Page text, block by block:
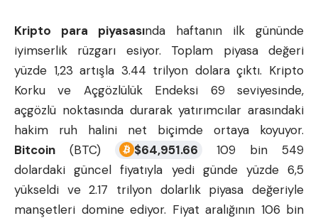
Kripto para piyasasında haftanın ilk gününde
iyimserlik rüzgarı esiyor. Toplam piyasa değeri
yüzde 1,23 artışla 3.44 trilyon dolara çıktı. Kripto
Korku ve Açgözlülük Endeksi 69 seviyesinde,
açgözlü noktasında durarak yatırımcılar arasındaki
hakim ruh halini net biçimde ortaya koyuyor.
Bitcoin (BTC) $64,951.66
109 bin 549
dolardaki güncel fiyatıyla yedi günde yüzde 6,5
yükseldi ve 2.17 trilyon dolarlık piyasa değeriyle
manşetleri domine ediyor. Fiyat aralığının 106 bin